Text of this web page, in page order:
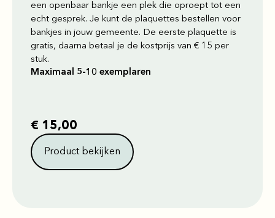
een openbaar bankje een plek die oproept tot een
echt gesprek. Je kunt de plaquettes bestellen voor
bankjes in jouw gemeente. De eerste plaquette is
gratis, daarna betaal je de kostprijs van € 15 per
stuk.
Maximaal 5-10 exemplaren
€ 15,00
Product bekijken